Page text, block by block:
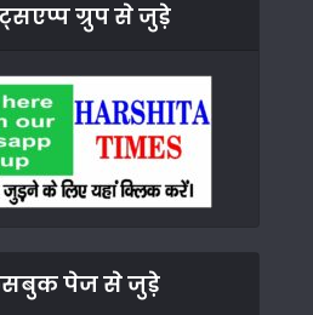
ग्रुप से जुड़े
पेज से जुड़े